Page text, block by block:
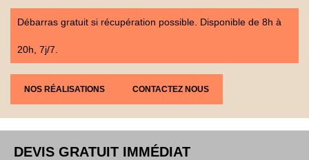
Débarras gratuit si récupération possible. Disponible de 8h à
20h, 7j/7.
NOS RÉALISATIONS CONTACTEZ NOUS
DEVIS GRATUIT IMMÉDIAT